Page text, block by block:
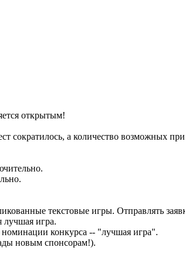
открытым!
сократилось, а количество возможных
текстовые игры. Отправлять
лучшая игра.
конкурса -- "лучшая игра".
новым спонсорам!).